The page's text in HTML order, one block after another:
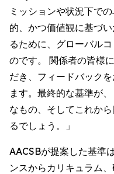
ミッションや状況下で
的、かつ価値観に基づ
るために、グローバル
のです。 関係者の皆様
だき、フィードバック
ます。最終的な基準が
なもの、そしてこれか
るでしょう。」
AACSBが提案した基準
ンスからカリキュラム